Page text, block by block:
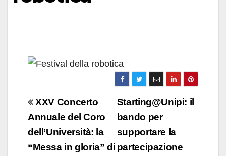
Navigazione
articoli
Starting@Unipi: il
bando per
supportare la
partecipazione
XXV Concerto
Annuale del Coro
dell’Università: la
“Messa in gloria” di